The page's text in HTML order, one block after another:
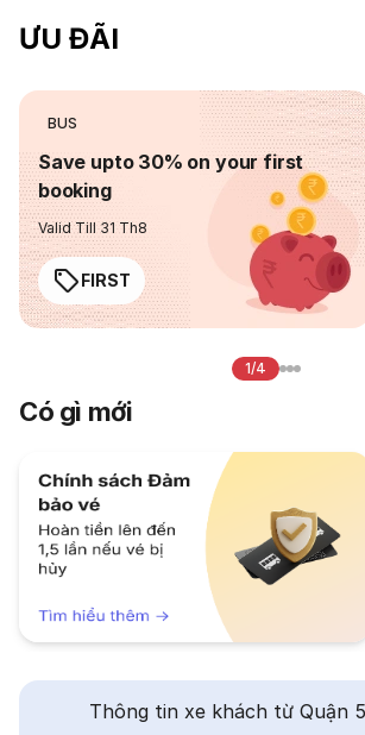
ƯU ĐÃI
BUS
Save upto 30% on your first
booking
Valid Till 31 Th8
FIRST
1/4
Có gì mới
Thông tin xe khách từ Quận